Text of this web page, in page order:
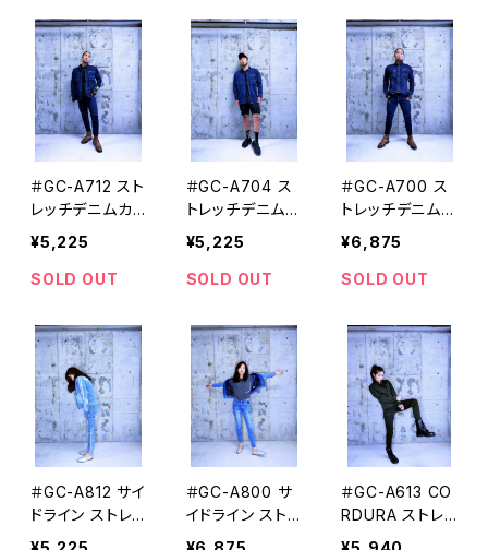
＃GC-A712 スト
レッチデニムカ
ーゴ GRANCIS
CO[グランシス
コ]
¥5,225
SOLD OUT
＃GC-A704 ス
トレッチデニムシ
ャツ GRANCIS
CO[グランシス
コ]
¥5,225
SOLD OUT
＃GC-A700 ス
トレッチデニムジ
ャケット GRANC
ISCO[グランシ
スコ]
¥6,875
SOLD OUT
＃GC-A812 サイ
ドライン ストレッ
チデニムカーゴ
＃GC-A800 サ
イドライン ストレ
ッチデニムジャ
＃GC-A613 CO
RDURA ストレッ
チカーゴパンツ